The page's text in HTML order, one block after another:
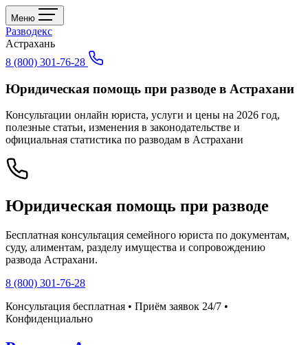
Меню
Разводекс
Астрахань
8 (800) 301-76-28
Юридическая помощь при разводе в Астрахани
Консультации онлайн юриста, услуги и цены на 2026 год,
полезные статьи, изменения в законодательстве и
официальная статистика по разводам в Астрахани
Юридическая помощь при разводе
Бесплатная консультация семейного юриста по документам,
суду, алиментам, разделу имущества и сопровождению
развода Астрахани.
8 (800) 301-76-28
Консультация бесплатная • Приём заявок 24/7 •
Конфиденциально